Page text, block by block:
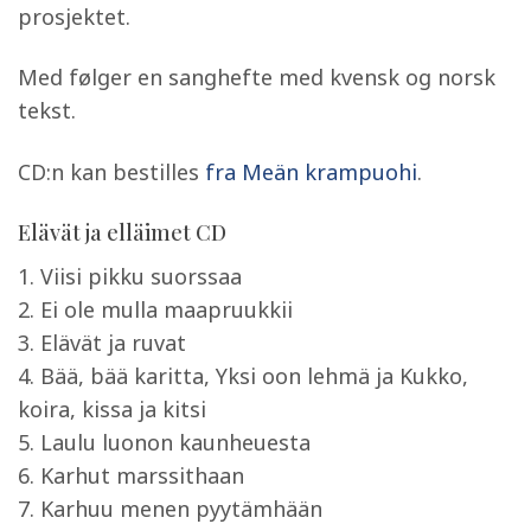
prosjektet.
Med følger en sanghefte med kvensk og norsk
tekst.
CD:n kan bestilles fra Meän krampuohi.
Elävät ja elläimet CD
1. Viisi pikku suorssaa
2. Ei ole mulla maapruukkii
3. Elävät ja ruvat
4. Bää, bää karitta, Yksi oon lehmä ja Kukko,
koira, kissa ja kitsi
5. Laulu luonon kaunheuesta
6. Karhut marssithaan
7. Karhuu menen pyytämhään